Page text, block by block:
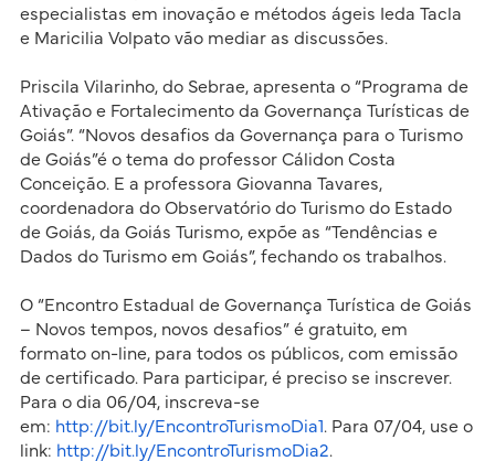
especialistas em inovação e métodos ágeis Ieda Tacla
e Maricilia Volpato vão mediar as discussões.
Priscila Vilarinho, do Sebrae, apresenta o “Programa de
Ativação e Fortalecimento da Governança Turísticas de
Goiás”. “Novos desafios da Governança para o Turismo
de Goiás”é o tema do professor Cálidon Costa
Conceição. E a professora Giovanna Tavares,
coordenadora do Observatório do Turismo do Estado
de Goiás, da Goiás Turismo, expõe as “Tendências e
Dados do Turismo em Goiás”, fechando os trabalhos.
O “Encontro Estadual de Governança Turística de Goiás
– Novos tempos, novos desafios” é gratuito, em
formato on-line, para todos os públicos, com emissão
de certificado. Para participar, é preciso se inscrever.
Para o dia 06/04, inscreva-se
em: http://bit.ly/EncontroTurismoDia1. Para 07/04, use o
link: http://bit.ly/EncontroTurismoDia2.